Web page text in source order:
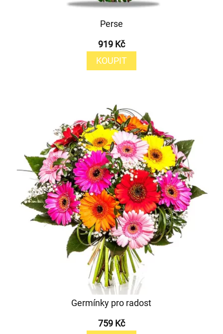
Perse
919 Kč
KOUPIT
Germínky pro radost
759 Kč